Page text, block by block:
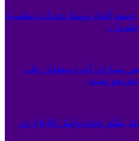
جمعه العام وسط تحديات تنظيمية
سيارات أجرة بتطوان على
نحو سبتة
يطلق قناة تواصل للإبلاغ عن